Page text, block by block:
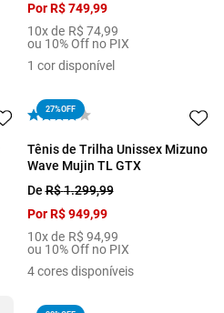
PorR$ 749,99
10x de R$ 74,99
ou 10% Off no PIX
1 cor disponível
27%OFF
Tênis de Trilha Unissex Mizuno
Wave Mujin TL GTX
DeR$1.299,99
PorR$ 949,99
10x de R$ 94,99
ou 10% Off no PIX
4 cores disponíveis